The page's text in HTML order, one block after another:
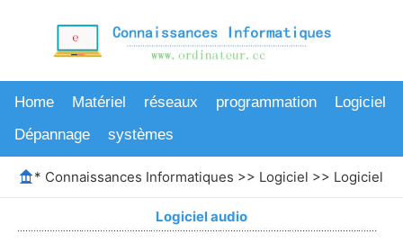
Home Matériel réseaux programmation
Logiciel
Dépannage
systèmes
* Connaissances Informatiques >> Logiciel >> Logiciel
Logiciel audio